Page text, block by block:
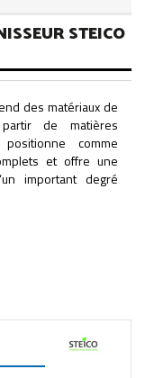
STEICO
des matériaux de
de matières
comme
et offre une
important degré